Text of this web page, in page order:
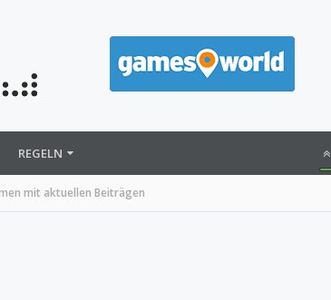
mit aktuellen Beiträgen
REGELN